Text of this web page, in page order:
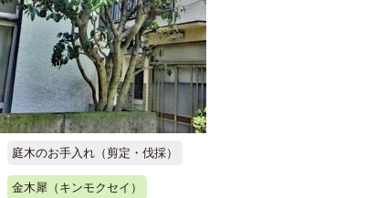
庭木のお手入れ（剪定・伐採）
金木犀（キンモクセイ）